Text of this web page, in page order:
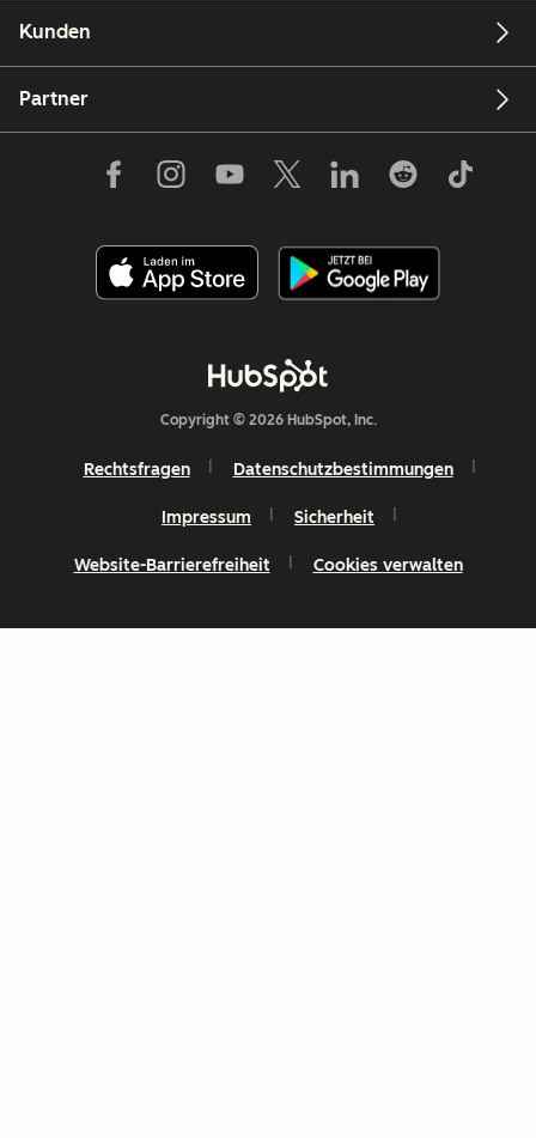
Kunden
Partner
Copyright © 2026 HubSpot, Inc.
Rechtsfragen Datenschutzbestimmungen
Impressum Sicherheit
Website-Barrierefreiheit Cookies verwalten